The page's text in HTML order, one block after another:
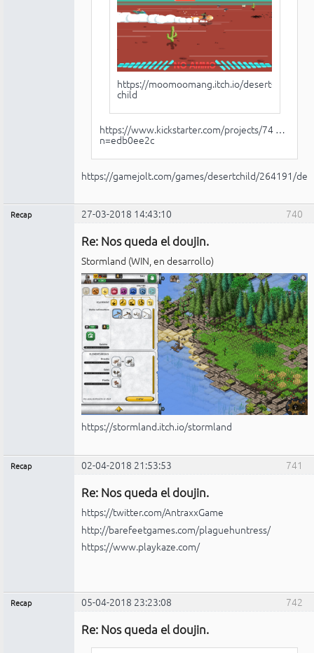
https://moomoomang.itch.io/desert-
child
https://www.kickstarter.com/projects/74 …
n=edb0ee2c
https://gamejolt.com/games/desertchild/264191/
740
Recap 27-03-2018 14:43:10
Re: Nos queda el doujin.
Stormland (WIN, en desarrollo)
https://stormland.itch.io/stormland
741
Recap 02-04-2018 21:53:53
Re: Nos queda el doujin.
https://twitter.com/AntraxxGame
http://barefeetgames.com/plaguehuntress/
https://www.playkaze.com/
742
Recap 05-04-2018 23:23:08
Re: Nos queda el doujin.